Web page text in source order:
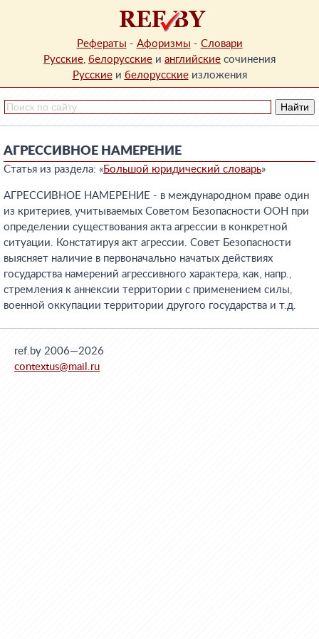
Рефераты - Афоризмы - Словари
Русские, белорусские и английские сочинения
Русскиеи белорусскиеизложения
АГРЕССИВНОЕ НАМЕРЕНИЕ
Статья из раздела: «Большой юридический словарь»
АГРЕССИВНОЕ НАМЕРЕНИЕ - в международном праве один
из критериев, учитываемых Советом Безопасности ООН при
определении существования акта агрессии в конкретной
ситуации. Констатируя акт агрессии. Совет Безопасности
выясняет наличие в первоначально начатых действиях
государства намерений агрессивного характера, как, напр.,
стремления к аннексии территории с применением силы,
военной оккупации территории другого государства и т.д.
ref.by 2006—2026
contextus@mail.ru